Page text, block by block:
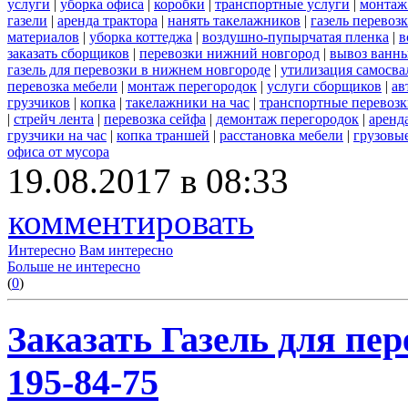
услуги | уборка офиса | коробки | транспортные услуги |
газели | аренда трактора | нанять такелажников | газель
материалов | уборка коттеджа | воздушно-пупырчатая пленка |
заказать сборщиков | перевозки нижний новгород | вывоз
газель для перевозки в нижнем новгороде | утилизация
перевозка мебели | монтаж перегородок | услуги сборщиков |
грузчиков | копка | такелажники на час | транспортные
| стрейч лента | перевозка сейфа | демонтаж перегородок |
грузчики на час | копка траншей | расстановка мебели |
офиса от мусора
19.08.2017 в 08:33
комментировать
Интересно Вам интересно
Больше не интересно
(0)
Заказать Газель для
195-84-75